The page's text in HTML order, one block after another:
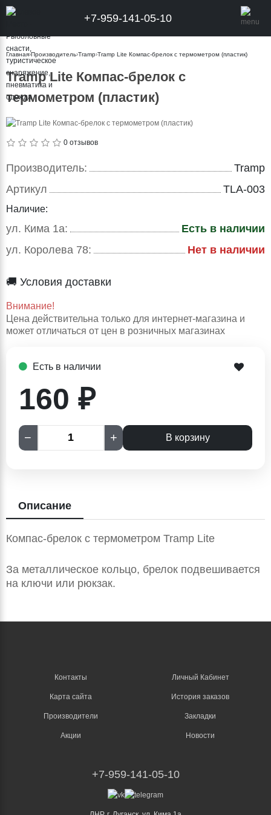
+7-959-141-05-10
Главная›Производитель›Tramp›Tramp Lite Компас-брелок с термометром (пластик)
Tramp Lite Компас-брелок с
термометром (пластик)
0 отзывов
Производитель:
Tramp
Артикул
TLA-003
Наличие:
ул. Кима 1а:
Есть в наличии
ул. Королева 78:
Нет в наличии
🚚 Условия доставки
Внимание!
Цена действительна только для интернет-магазина и
может отличаться от цен в розничных магазинах
Есть в наличии
160 ₽
− + В корзину
Описание
Компас-брелок с термометром Tramp Lite
За металлическое кольцо, брелок подвешивается
на ключи или рюкзак.
Контакты
Карта сайта
Производители
Акции
Личный Кабинет
История заказов
Закладки
Новости
+7-959-141-05-10